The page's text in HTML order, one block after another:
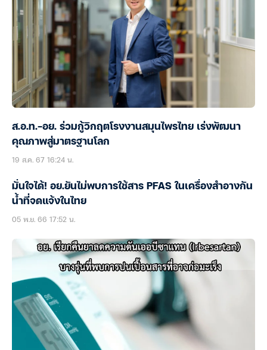
ส.อ.ท.-อย. ร่วมกู้วิกฤตโรงงานสมุนไพรไทย เร่งพัฒนา
คุณภาพสู่มาตรฐานโลก
19 ส.ค. 67 16:24 น.
มั่นใจได้! อย.ยันไม่พบการใช้สาร PFAS ในเครื่องสำอางกัน
น้ำที่จดแจ้งในไทย
05 พ.ย. 66 17:52 น.